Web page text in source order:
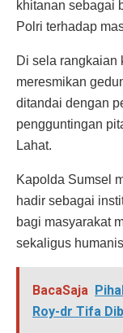
khitanan sebagai
Polri terhadap
Di sela rangkaian
meresmikan
ditandai dengan
pengguntingan
Lahat.
Kapolda Sumsel
hadir sebagai
bagi masyarakat
sekaligus
BacaSaja
Roy-dr Tifa